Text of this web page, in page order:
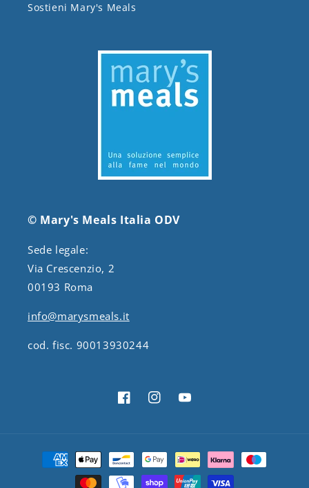
Sostieni Mary's Meals
© Mary's Meals Italia ODV
Sede legale:
Via Crescenzio, 2
00193 Roma
info@marysmeals.it
cod. fisc. 90013930244
FacebookInstagramYouTube
Metodi